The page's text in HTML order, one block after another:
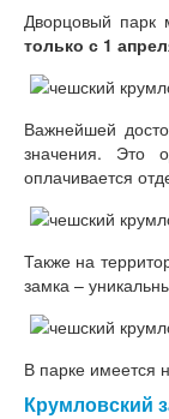
Дворцовый парк
только с 1
Важнейшей
значения. Это
оплачивается
Также на
замка –
В парке имеется
Крумловский